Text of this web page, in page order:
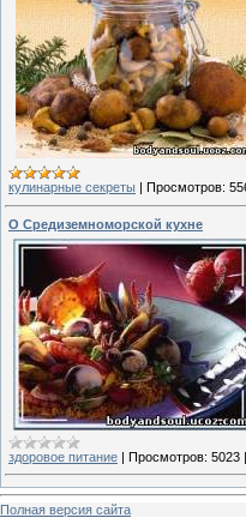
кулинарные секреты Просмотров:
О Средиземноморской кухне
здоровое питание | Просмотров: 5023 |
Полная версия сайта